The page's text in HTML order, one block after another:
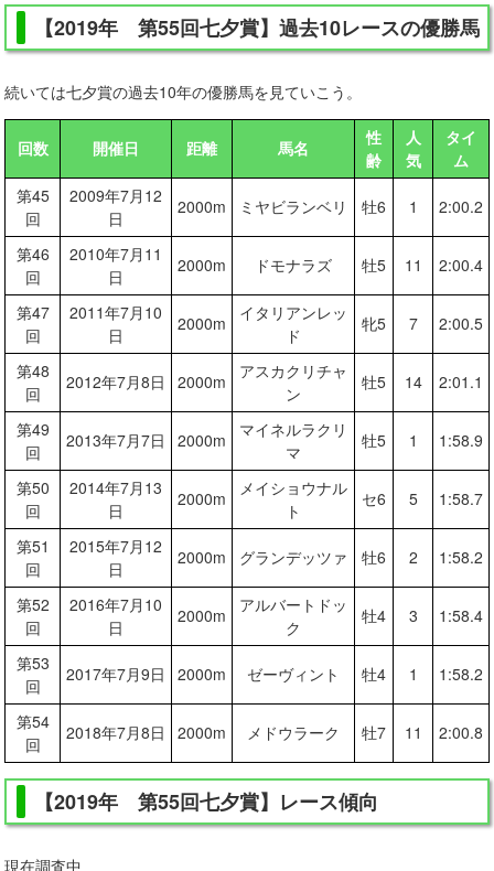
【2019年 第55回七夕賞】過去10レースの優勝馬
続いては七夕賞の過去10年の優勝馬を見ていこう。
回数 開催日 距離 馬名
性
齢
人
気
タイ
ム
第45
回
2009年7月12
日
2000m ミヤビランベリ 牡6 1 2:00.2
第46
回
2010年7月11
日
2000m ドモナラズ 牡5 11 2:00.4
第47
回
2011年7月10
日
2000m
イタリアンレッ
ド
牝5 7 2:00.5
第48
回
2012年7月8日 2000m
アスカクリチャ
ン
牡5 14 2:01.1
第49
回
2013年7月7日 2000m
マイネルラクリ
マ
牡5 1 1:58.9
第50
回
2014年7月13
日
2000m
メイショウナル
ト
セ6 5 1:58.7
第51
回
2015年7月12
日
2000m グランデッツァ 牡6 2 1:58.2
第52
回
2016年7月10
日
2000m
アルバートドッ
ク
牡4 3 1:58.4
第53
回
2017年7月9日 2000m ゼーヴィント 牡4 1 1:58.2
第54
回
2018年7月8日 2000m メドウラーク 牡7 11 2:00.8
【2019年 第55回七夕賞】レース傾向
現在調査中